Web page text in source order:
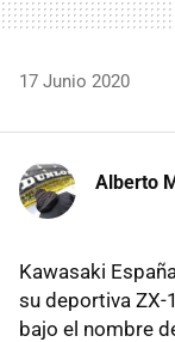
17 Junio 2020
Alberto
Kawasaki
su deportiva ZX-
bajo el nombre